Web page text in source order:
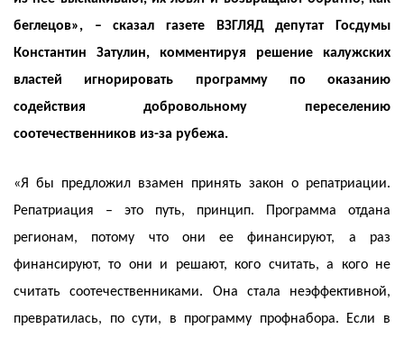
беглецов», – сказал газете ВЗГЛЯД депутат Госдумы
Константин Затулин, комментируя решение калужских
властей игнорировать программу по оказанию
содействия добровольному переселению
соотечественников из-за рубежа.
«Я бы предложил взамен принять закон о репатриации.
Репатриация – это путь, принцип. Программа отдана
регионам, потому что они ее финансируют, а раз
финансируют, то они и решают, кого считать, а кого не
считать соотечественниками. Она стала неэффективной,
превратилась, по сути, в программу профнабора. Если в